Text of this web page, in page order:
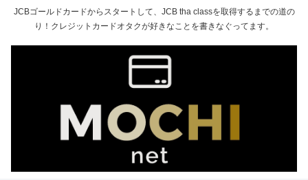
JCBゴールドカードからスタートして、JCB tha classを取得するまでの道の
り！クレジットカードオタクが好きなことを書きなぐってます。